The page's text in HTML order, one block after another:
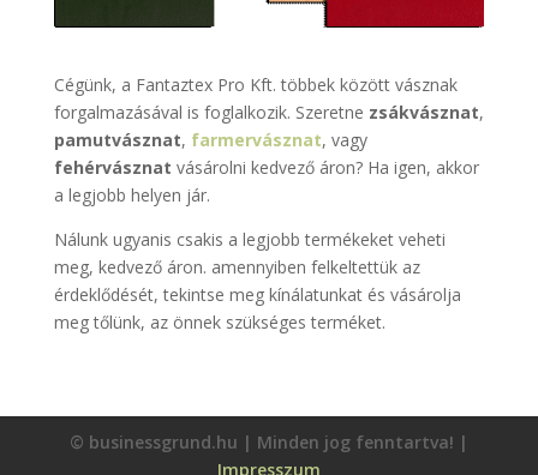
Cégünk, a Fantaztex Pro Kft. többek között vásznak
forgalmazásával is foglalkozik. Szeretne zsákvásznat,
pamutvásznat, farmervásznat, vagy
fehérvásznat vásárolni kedvező áron? Ha igen, akkor
a legjobb helyen jár.
Nálunk ugyanis csakis a legjobb termékeket veheti
meg, kedvező áron. amennyiben felkeltettük az
érdeklődését, tekintse meg kínálatunkat és vásárolja
meg tőlünk, az önnek szükséges terméket.
© businessgrund.hu | Minden jog fenntartva! |
Impresszum